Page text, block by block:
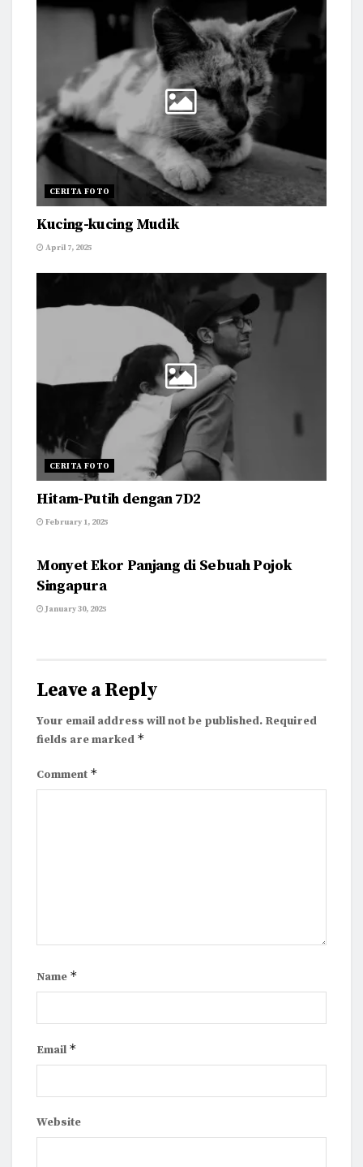
CERITA FOTO
Kucing-kucing Mudik
April 7, 2025
CERITA FOTO
Hitam-Putih dengan 7D2
February 1, 2025
Monyet Ekor Panjang di Sebuah Pojok
Singapura
January 30, 2025
Leave a Reply
Your email address will not be published. Required
fields are marked *
Comment *
Name *
Email *
Website